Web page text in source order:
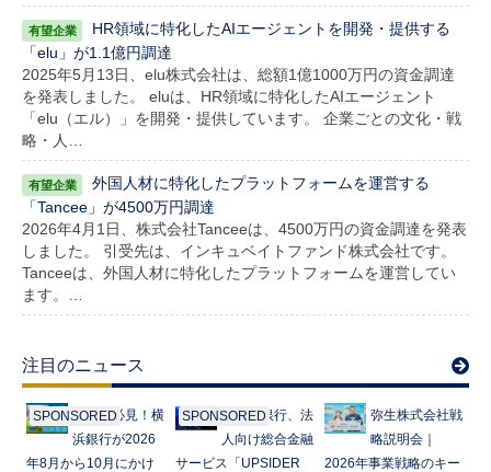
HR領域に特化したAIエージェントを開発・提供する
「elu」が1.1億円調達
2025年5月13日、elu株式会社は、総額1億1000万円の資金調達
を発表しました。 eluは、HR領域に特化したAIエージェント
「elu（エル）」を開発・提供しています。 企業ごとの文化・戦
略・人…
外国人材に特化したプラットフォームを運営する
「Tancee」が4500万円調達
2026年4月1日、株式会社Tanceeは、4500万円の資金調達を発表
しました。 引受先は、インキュベイトファンド株式会社です。
Tanceeは、外国人材に特化したプラットフォームを運営してい
ます。…
注目のニュース
SPONSORED起業家必見！横
浜銀行が2026
年8月から10月にかけ
SPONSOREDみずほ銀行、法
人向け総合金融
サービス「UPSIDER
弥生株式会社戦
略説明会｜
2026年事業戦略のキー